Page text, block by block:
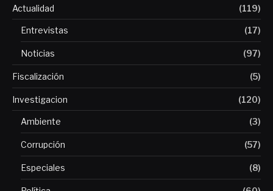
Actualidad (119)
Entrevistas (17)
Noticias (97)
Fiscalización (5)
Investigacion (120)
Ambiente (3)
Corrupción (57)
Especiales (8)